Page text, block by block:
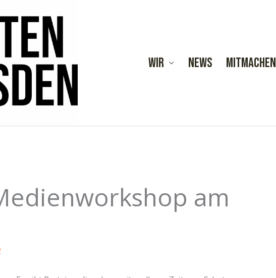
Wir News Mitmachen
am